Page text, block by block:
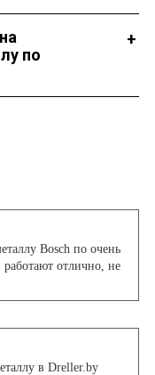
заказа.
по
Bosch по очень
отлично, не
в Dreller.by